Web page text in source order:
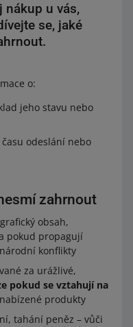
u vás,
se, jaké
o:
jeho stavu nebo
odeslání nebo
zahrnout
obsah,
pokud propagují
konflikty
za urážlivé,
pokud se vztahují na
produkty
tahání peněz – vůči